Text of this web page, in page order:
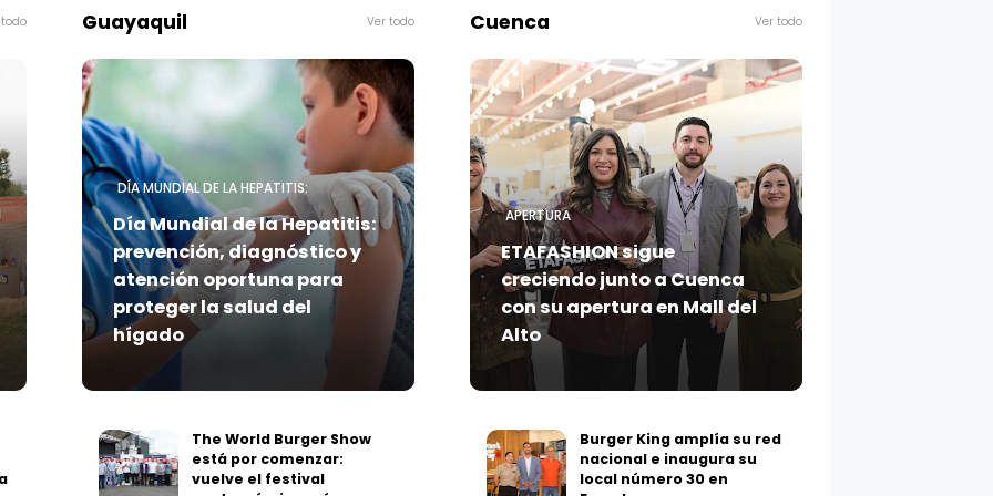
DÍA MUNDIAL DE LA HEPATITIS:
Día Mundial de la Hepatitis:
prevención, diagnóstico y
atención oportuna para
proteger la salud del
hígado
está por comenzar:
vuelve el festival
gastronómico más
APERTURA
ETAFASHION sigue
creciendo junto a Cuenca
con su apertura en Mall del
Alto
nacional e inaugura su
local número 30 en
Ecuador